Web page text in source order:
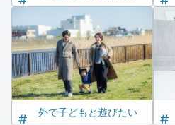
外で子どもと遊びたい